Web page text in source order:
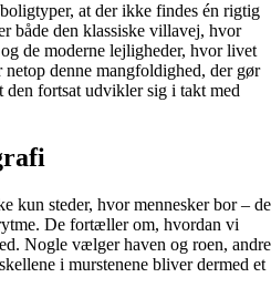
at der ikke findes én rigtig
både den klassiske villavej, hvor
de moderne lejligheder, hvor livet
denne mangfoldighed, der gør
den fortsat udvikler sig i takt med
kun steder, hvor mennesker bor – de
De fortæller om, hvordan vi
Nogle vælger haven og roen, andre
i murstenene bliver dermed et